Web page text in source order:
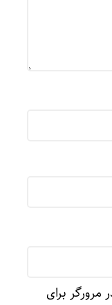
مرورگر برای